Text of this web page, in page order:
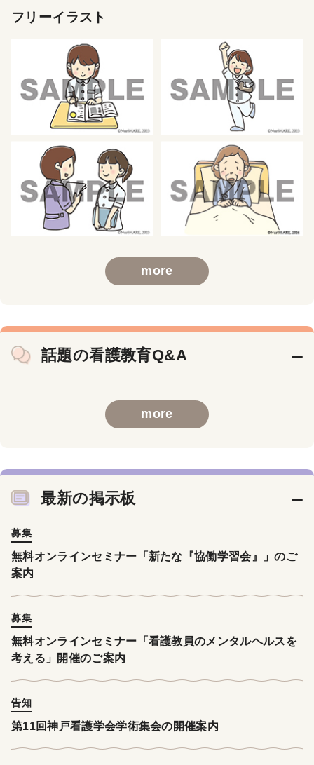
フリーイラスト
more
話題の看護教育Q&A
more
最新の掲示板
募集
無料オンラインセミナー「新たな『協働学習会』」のご
案内
募集
無料オンラインセミナー「看護教員のメンタルヘルスを
考える」開催のご案内
告知
第11回神戸看護学会学術集会の開催案内